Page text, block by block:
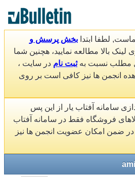
لطفا ابتدا بخش پرسش و
لینک بالا مطالعه نمایید، هچنین شما
مطلب نسبت بهثبت نام در سایت ،
انجمن ها نیز کافی است بر روی
سامانه آفتاب یار از این پس
فروشگاه فقط در سامانه آفتاب
در ضمن امکان عضویت انجمن ها نیز